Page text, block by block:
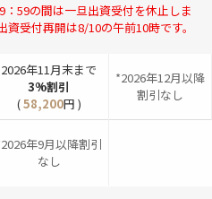
59の間は一旦出資受付を休止しま
受付再開は8/10の午前10時です。
2026年11月末まで
3%割引
(58,200円 )
*2026年12月以降
割引なし
年9月以降割引
なし